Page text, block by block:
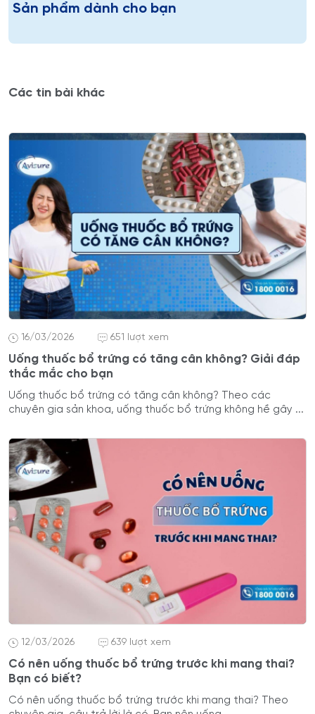
Sản phẩm dành cho bạn
Các tin bài khác
16/03/2026 651 lượt xem
Uống thuốc bổ trứng có tăng cân không? Giải đáp
thắc mắc cho bạn
Uống thuốc bổ trứng có tăng cân không? Theo các
chuyên gia sản khoa, uống thuốc bổ trứng không hề gây ...
12/03/2026 639 lượt xem
Có nên uống thuốc bổ trứng trước khi mang thai?
Bạn có biết?
Có nên uống thuốc bổ trứng trước khi mang thai? Theo